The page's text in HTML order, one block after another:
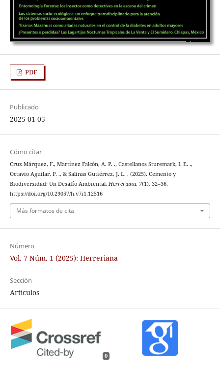
PDF
Publicado
2025-01-05
Cómo citar
Cruz Márquez, F., Martínez Falcón, A. P. ., Castellanos Sturemark, I. E. .,
Octavio Aguilar, P. ., & Salinas Gutiérrez, J. L. . (2025). Cemento y
Biodiversidad: Un Desafío Ambiental. Herreriana, 7(1), 32–36.
https://doi.org/10.29057/h.v7i1.12516
Más formatos de cita
Número
Vol. 7 Núm. 1 (2025): Herreriana
Sección
Artículos
0